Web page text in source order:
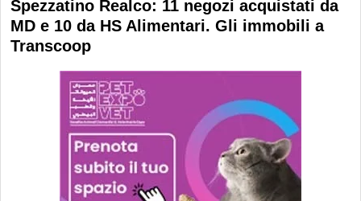
Spezzatino Realco: 11 negozi acquistati da
MD e 10 da HS Alimentari. Gli immobili a
Transcoop